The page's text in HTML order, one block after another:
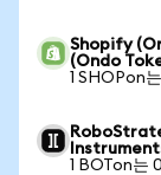
Shopify
(Ondo
1 SHOPon
1 BOTon는